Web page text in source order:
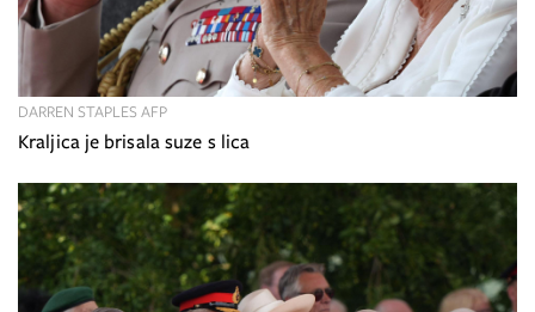
Kraljica je brisala suze s lica
DARREN STAPLES AFP